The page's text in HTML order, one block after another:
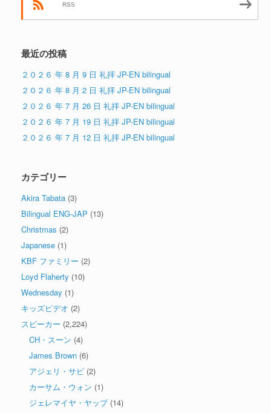
RSS
最近の投稿
２０２６ 年 8 月 9 日 礼拝 JP-EN bilingual
２０２６ 年 8 月 2 日 礼拝 JP-EN bilingual
２０２６ 年 7 月 26 日 礼拝 JP-EN bilingual
２０２６ 年 7 月 19 日 礼拝 JP-EN bilingual
２０２６ 年 7 月 12 日 礼拝 JP-EN bilingual
カテゴリー
Akira Tabata (3)
Bilingual ENG-JAP (13)
Christmas (2)
Japanese (1)
KBF ファミリー (2)
Loyd Flaherty (10)
Wednesday (1)
キッズビデオ (2)
スピーカー (2,224)
CH・スーン (4)
James Brown (6)
アジェリ・サビ (2)
カーサム・ウォン (1)
ジェレマイヤ・ヤップ(14)